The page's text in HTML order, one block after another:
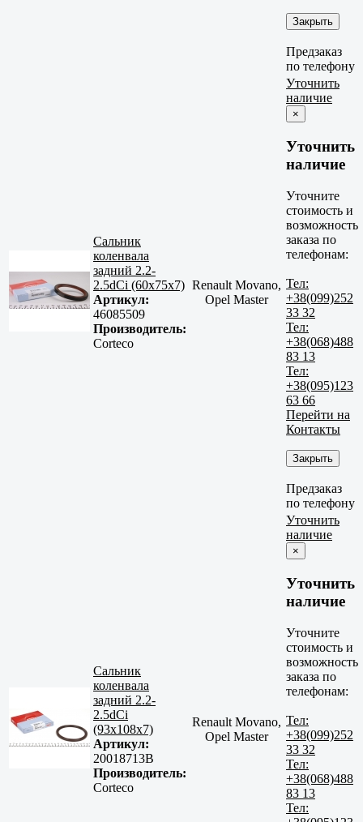
Закрыть
Предзаказ
по телефону
Сальник
коленвала
задний 2.2-
2.5dCi (60x75x7)
Артикул:
46085509
Производитель:
Corteco
Renault Movano,
Opel Master
Уточнить
наличие
×
Уточнить
наличие
Уточните
стоимость и
возможность
заказа по
телефонам:
Тел:
+38(099)252
33 32
Тел:
+38(068)488
83 13
Тел:
+38(095)123
63 66
Перейти на
Контакты
Закрыть
Предзаказ
по телефону
Сальник
коленвала
задний 2.2-
2.5dCi
(93x108x7)
Артикул:
20018713B
Производитель:
Corteco
Renault Movano,
Opel Master
Уточнить
наличие
×
Уточнить
наличие
Уточните
стоимость и
возможность
заказа по
телефонам:
Тел:
+38(099)252
33 32
Тел:
+38(068)488
83 13
Тел: